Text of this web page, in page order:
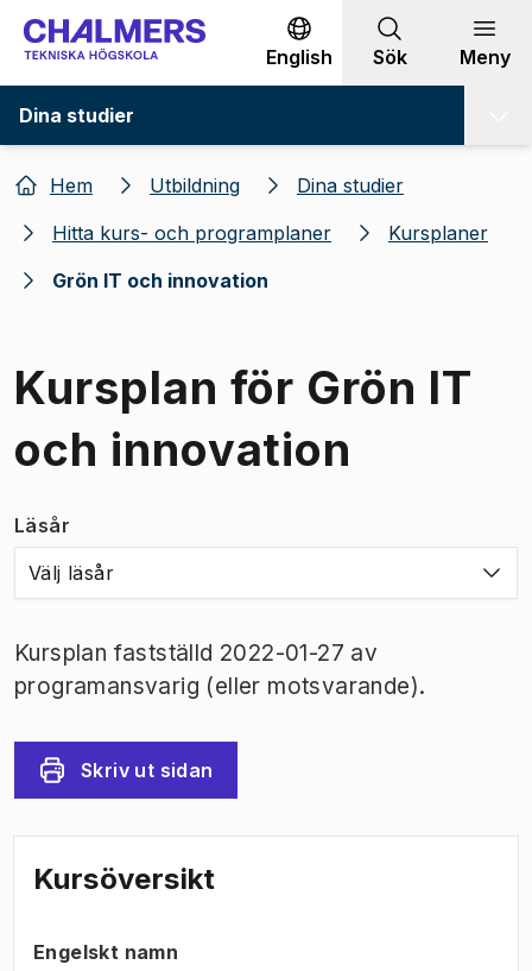
Gå till innehållet
English Sök Meny
Dina studier
Hem Utbildning
Dina studier
Hitta kurs- och programplaner
Kursplaner
Grön IT och innovation
Kursplan för Grön IT
och innovation
Läsår
Välj läsår
Kursplan fastställd 2022-01-27 av
programansvarig (eller motsvarande).
Skriv ut sidan
Kursöversikt
Engelskt namn